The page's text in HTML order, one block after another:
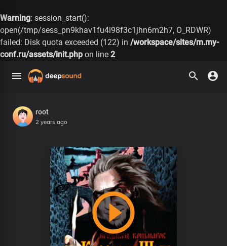
Warning: session_start():
open(/tmp/sess_pn9khav1fu4i98f3c1jhn6m2h7, O_RDWR)
failed: Disk quota exceeded (122) in /workspace/sites/m.my-
conf.ru/assets/init.php on line 2
root
2 years ago